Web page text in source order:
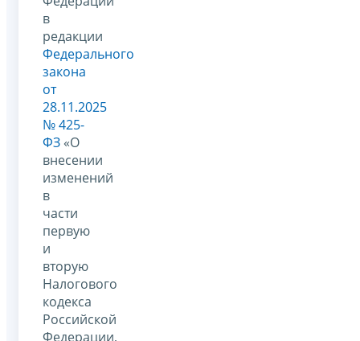
в
редакции
Федерального
закона
от
28.11.2025
№ 425-
ФЗ «О
внесении
изменений
в
части
первую
и
вторую
Налогового
кодекса
Российской
Федерации,